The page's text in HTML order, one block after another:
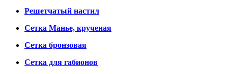
Решетчатый настил
Сетка Манье, крученая
Сетка бронзовая
Сетка для габионов